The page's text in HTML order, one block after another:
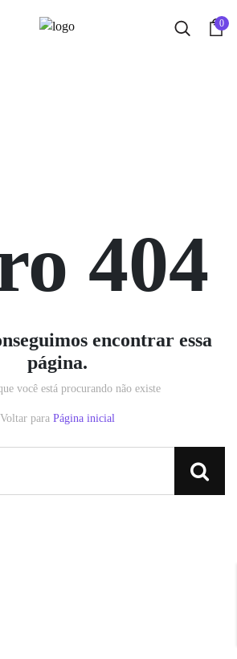
0
404
encontrar essa
página.
você está procurando não existe
Voltar para Página inicial